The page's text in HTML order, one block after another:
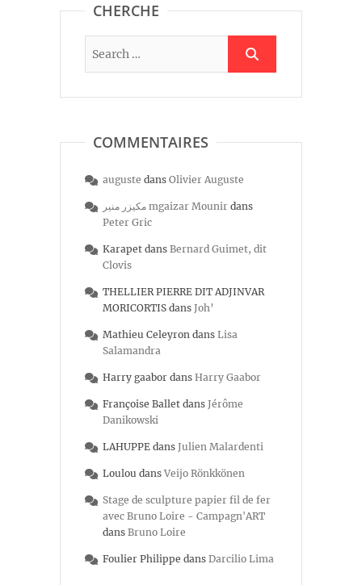
CHERCHE
COMMENTAIRES
auguste dans Olivier Auguste
مكيزر منير mgaizar Mounir dans
Peter Gric
Karapet dans Bernard Guimet, dit
Clovis
THELLIER PIERRE DIT ADJINVAR
MORICORTIS dans Joh’
Mathieu Celeyron dans Lisa
Salamandra
Harry gaabor dans Harry Gaabor
Françoise Ballet dans Jérôme
Danikowski
LAHUPPE dans Julien Malardenti
Loulou dans Veijo Rönkkönen
Stage de sculpture papier fil de fer
avec Bruno Loire - Campagn'ART
dans Bruno Loire
Foulier Philippe dans Darcilio Lima